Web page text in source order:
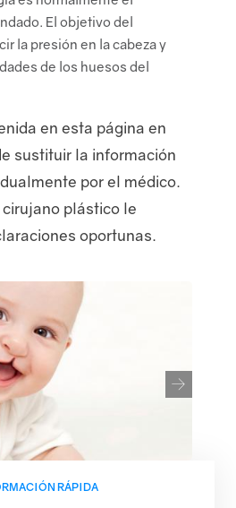
Médicos
Contacto
y políticas
El objetivo del
la presión en la cabeza y
de los huesos del
en esta página en
sustituir la información
por el médico.
plástico le
oportunas.
RÁPIDA